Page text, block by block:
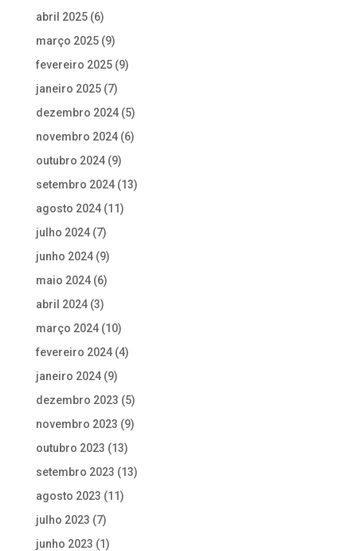
abril 2025(6)
março 2025(9)
fevereiro 2025(9)
janeiro 2025(7)
dezembro 2024(5)
novembro 2024(6)
outubro 2024(9)
setembro 2024(13)
agosto 2024(11)
julho 2024(7)
junho 2024(9)
maio 2024(6)
abril 2024(3)
março 2024(10)
fevereiro 2024(4)
janeiro 2024(9)
dezembro 2023 (5)
novembro 2023 (9)
outubro 2023 (13)
setembro 2023 (13)
agosto 2023 (11)
julho 2023 (7)
junho 2023 (1)